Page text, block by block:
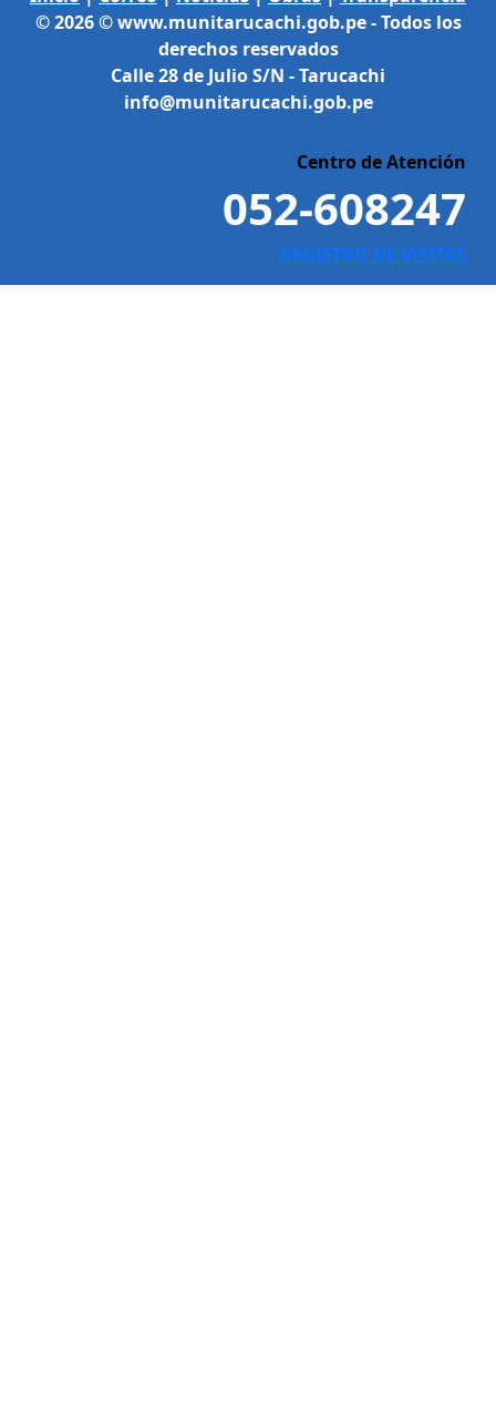
© 2026 © www.munitarucachi.gob.pe - Todos los
derechos reservados
Calle 28 de Julio S/N - Tarucachi
info@munitarucachi.gob.pe
Centro de Atención
052-608247
REGISTRO DE VISITAS